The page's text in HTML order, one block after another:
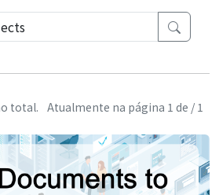
total. Atualmente na página 1 de / 1